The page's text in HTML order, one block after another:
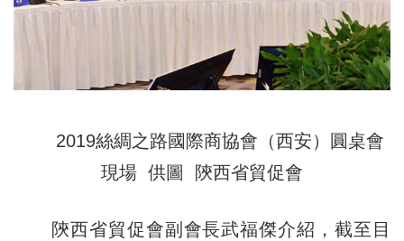
2019絲綢之路國際商協會（西安）圓桌會
現場 供圖 陝西省貿促會
陝西省貿促會副會長武福傑介紹，截至目